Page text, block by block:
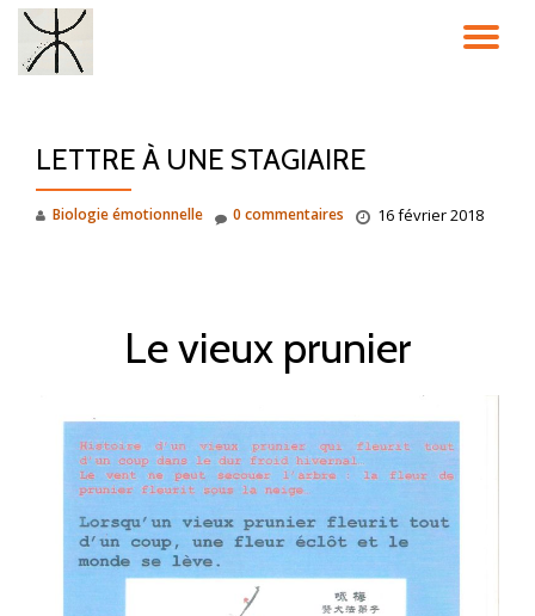
Aller
LETTRE À UNE STAGIAIRE
Biologie émotionnelle 16 février 2018
0 commentaires
Le vieux prunier